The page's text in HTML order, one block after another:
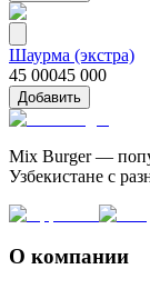
Шаурма (экстра)
45 00045 000
Добавить
Mix Burger —
Узбекистане с
О компании